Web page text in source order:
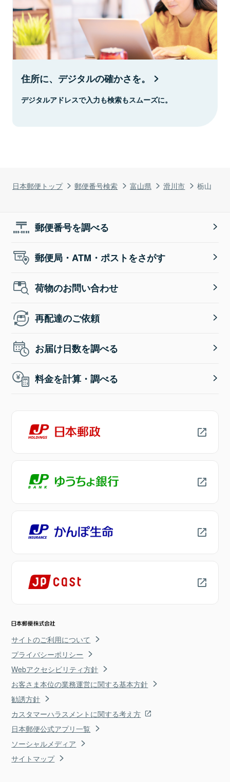
日本郵便トップ 郵便番号検索 富山県 滑川市 栃山
住所に、デジタルの確かさを。
デジタルアドレスで入力も検索もスムーズに。
郵便番号を調べる
郵便局・ATM・ポストをさがす
荷物のお問い合わせ
再配達のご依頼
お届け日数を調べる
料金を計算・調べる
サイトのご利用について
プライバシーポリシー
Webアクセシビリティ方針
お客さま本位の業務運営に関する基本方針
勧誘方針
カスタマーハラスメントに関する考え方
日本郵便公式アプリ一覧
ソーシャルメディア
サイトマップ